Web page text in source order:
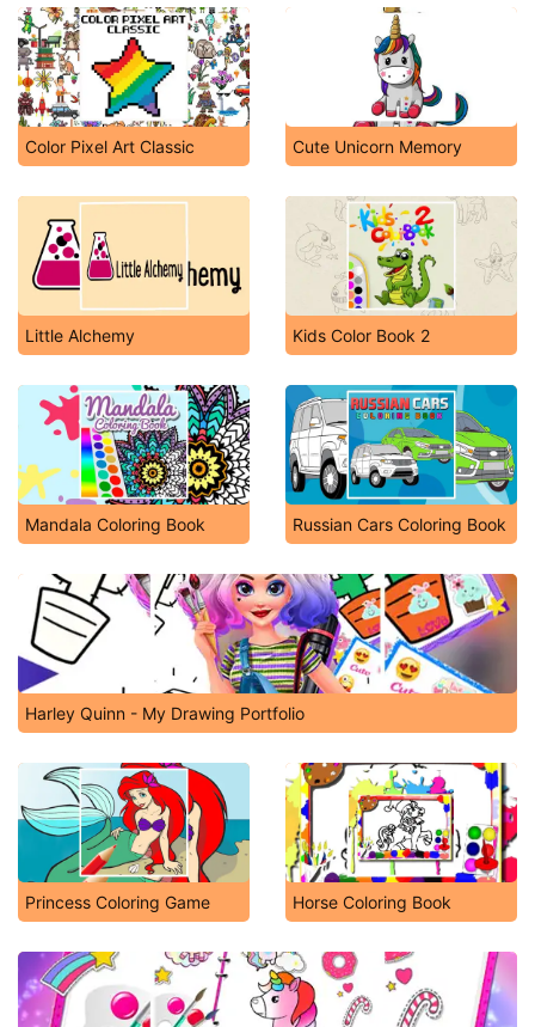
Color Pixel Art Classic Cute Unicorn Memory
Little Alchemy Kids Color Book 2
Mandala Coloring Book Russian Cars Coloring Book
Harley Quinn - My Drawing Portfolio
Princess Coloring Game Horse Coloring Book